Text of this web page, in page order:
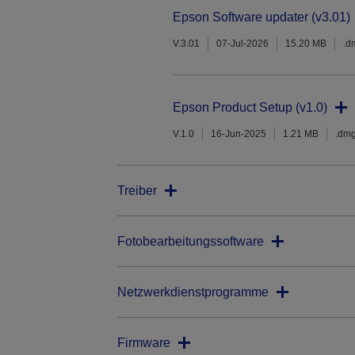
Epson Software updater (v3.01)
V.3.01 07-Jul-2026 15.20 MB
Epson Product Setup (v1.0)
V.1.0 16-Jun-2025 1.21 MB
Treiber
Fotobearbeitungssoftware
Netzwerkdienstprogramme
Firmware